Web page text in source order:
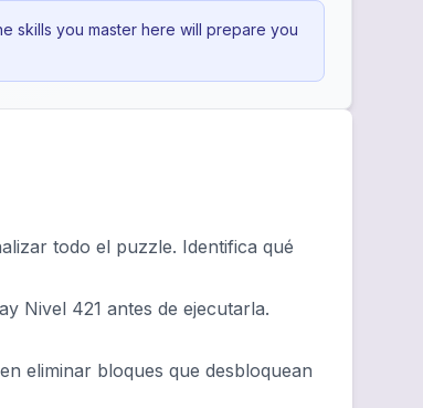
skills you master here will prepare you
todo el puzzle. Identifica qué
Nivel 421 antes de ejecutarla.
eliminar bloques que desbloquean